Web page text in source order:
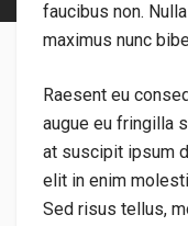
faucibus non.
maximus nunc
Raesent eu
augue eu fringilla
at suscipit ipsum
elit in enim
Sed risus tellus,